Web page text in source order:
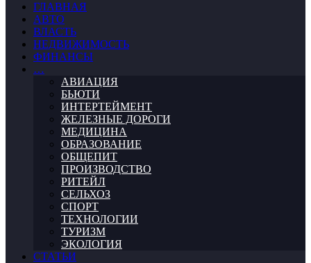
ГЛАВНАЯ
АВТО
ВЛАСТЬ
НЕДВИЖИМОСТЬ
ФИНАНСЫ
…
АВИАЦИЯ
БЬЮТИ
ИНТЕРТЕЙМЕНТ
ЖЕЛЕЗНЫЕ ДОРОГИ
МЕДИЦИНА
ОБРАЗОВАНИЕ
ОБЩЕПИТ
ПРОИЗВОДСТВО
РИТЕЙЛ
СЕЛЬХОЗ
СПОРТ
ТЕХНОЛОГИИ
ТУРИЗМ
ЭКОЛОГИЯ
СТАТЬИ